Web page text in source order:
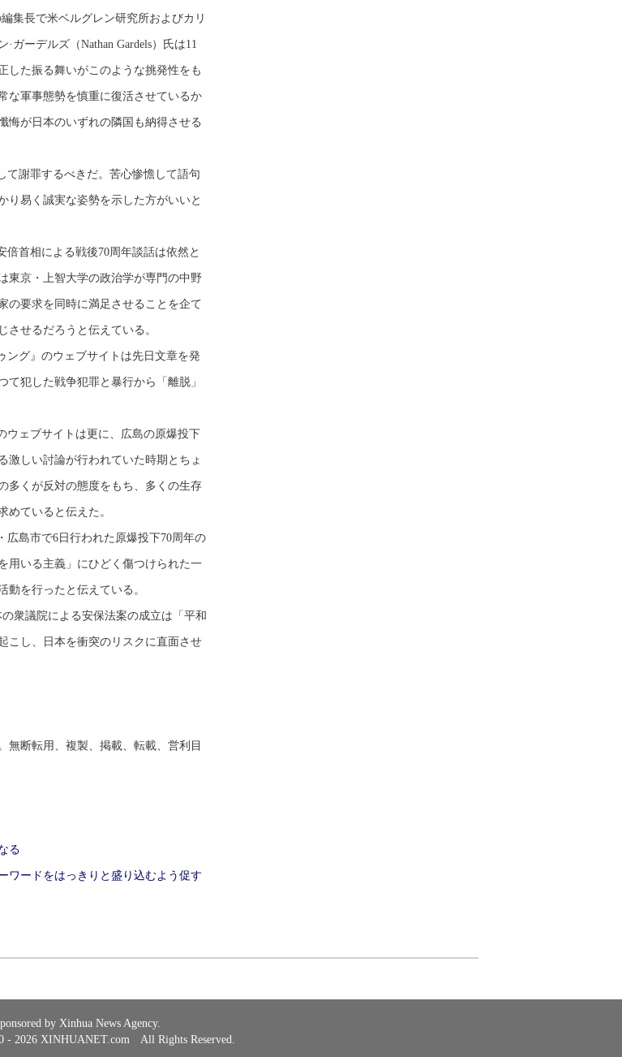
集長で米ベルグレン研究所およびカリ
ガーデルズ（Nathan Gardels）氏は11
した振る舞いがこのような挑発性をも
な軍事態勢を慎重に復活させているか
悔が日本のいずれの隣国も納得させる
謝罪するべきだ。苦心惨憺して語句
り易く誠実な姿勢を示した方がいいと
首相による戦後70周年談話は依然と
東京・上智大学の政治学が専門の中野
の要求を同時に満足させることを企て
せるだろうと伝えている。
グ』のウェブサイトは先日文章を発
犯した戦争犯罪と暴行から「離脱」
ェブサイトは更に、広島の原爆投下
激しい討論が行われていた時期とちょ
多くが反対の態度をもち、多くの生存
めていると伝えた。
島市で6日行われた原爆投下70周年の
用いる主義」にひどく傷つけられた一
を行ったと伝えている。
衆議院による安保法案の成立は「平和
こし、日本を衝突のリスクに直面させ
無断転用、複製、掲載、転載、営利目
る
ワードをはっきりと盛り込むよう促す
by Xinhua News Agency.
- 2026 XINHUANET.com All Rights Reserved.